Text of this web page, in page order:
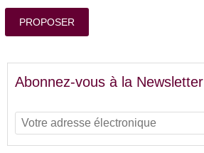
PROPOSER
Abonnez-vous à la Newsletter